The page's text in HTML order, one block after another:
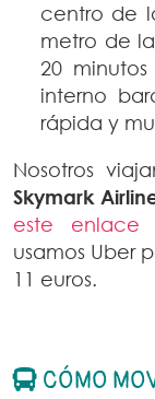
centro de
metro de
20
interno
rápida y
Nosotros
Skymark
este
usamos Uber
11 euros.
CÓMO